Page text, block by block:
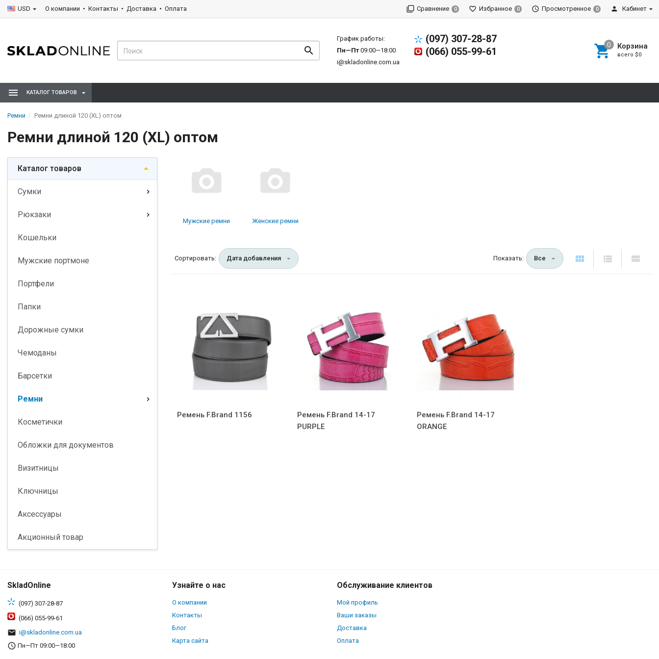
USD О компании Контакты Доставка Оплата Сравнение 0 Избранное 0 Просмотренное 0 Кабинет
График работы:
Пн—Пт09:00—18:00
i@skladonline.com.ua
(097) 307-28-87
(066) 055-99-61
Корзина
всего $0
КАТАЛОГ ТОВАРОВ
Ремни Ремни длиной 120 (XL) оптом
Ремни длиной 120 (XL) оптом
Каталог товаров
Сумки
Рюкзаки
Кошельки
Мужские портмоне
Портфели
Папки
Дорожные сумки
Чемоданы
Барсетки
Ремни
Косметички
Обложки для документов
Визитницы
Ключницы
Аксессуары
Акционный товар
Мужские ремни Женские ремни
Сортировать: Дата добавления Показать: Все
Ремень F.Brand 1156
Ремень F.Brand 14-17
PURPLE
Ремень F.Brand 14-17
ORANGE
SkladOnline
(097) 307-28-87
(066) 055-99-61
i@skladonline.com.ua
Пн—Пт 09:00—18:00
Узнайте о нас
О компании
Контакты
Блог
Карта сайта
Обслуживание клиентов
Мой профиль
Ваши заказы
Доставка
Оплата